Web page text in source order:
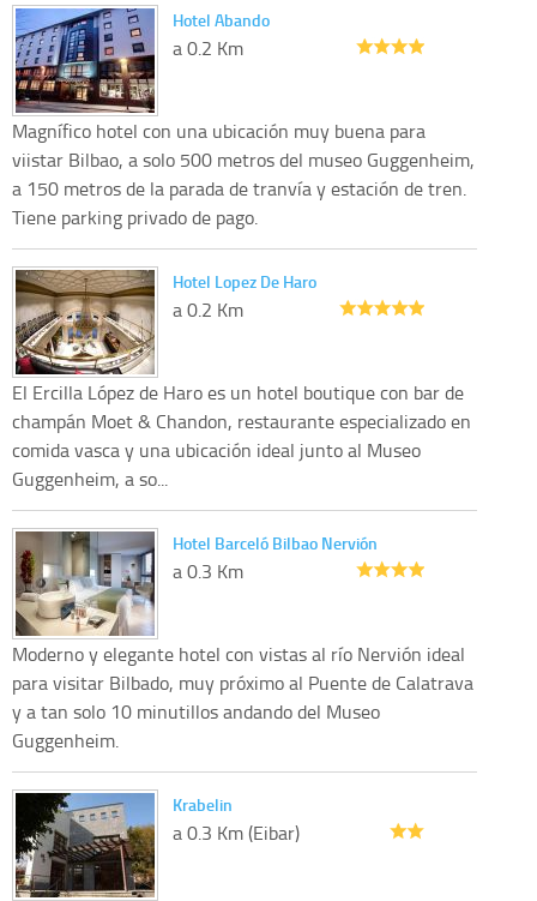
Hotel Abando
a 0.2 Km
Magnífico hotel con una ubicación muy buena para
viistar Bilbao, a solo 500 metros del museo Guggenheim,
a 150 metros de la parada de tranvía y estación de tren.
Tiene parking privado de pago.
Hotel Lopez De Haro
a 0.2 Km
El Ercilla López de Haro es un hotel boutique con bar de
champán Moet & Chandon, restaurante especializado en
comida vasca y una ubicación ideal junto al Museo
Guggenheim, a so...
Hotel Barceló Bilbao Nervión
a 0.3 Km
Moderno y elegante hotel con vistas al río Nervión ideal
para visitar Bilbado, muy próximo al Puente de Calatrava
y a tan solo 10 minutillos andando del Museo
Guggenheim.
Krabelin
a 0.3 Km (Eibar)